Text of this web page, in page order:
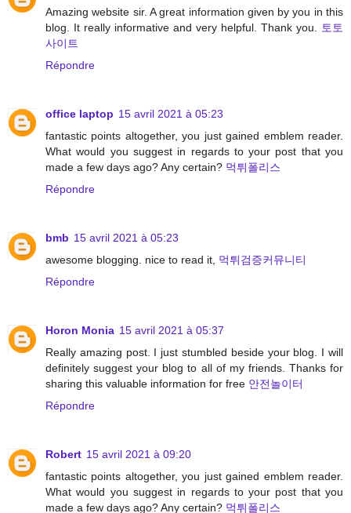
Amazing website sir. A great information given by you in this
blog. It really informative and very helpful. Thank you. 토토
사이트
Répondre
office laptop 15 avril 2021 à 05:23
fantastic points altogether, you just gained emblem reader.
What would you suggest in regards to your post that you
made a few days ago? Any certain? 먹튀폴리스
Répondre
bmb 15 avril 2021 à 05:23
awesome blogging. nice to read it, 먹튀검증커뮤니티
Répondre
Horon Monia 15 avril 2021 à 05:37
Really amazing post. I just stumbled beside your blog. I will
definitely suggest your blog to all of my friends. Thanks for
sharing this valuable information for free 안전놀이터
Répondre
Robert 15 avril 2021 à 09:20
fantastic points altogether, you just gained emblem reader.
What would you suggest in regards to your post that you
made a few days ago? Any certain? 먹튀폴리스